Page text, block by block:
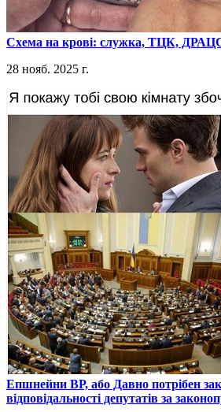
​Схема на крові: служка, ТЦК,
28 нояб. 2025 г.
​Епшнейни ВР, або Давно потрібен
відповідальності депутатів за